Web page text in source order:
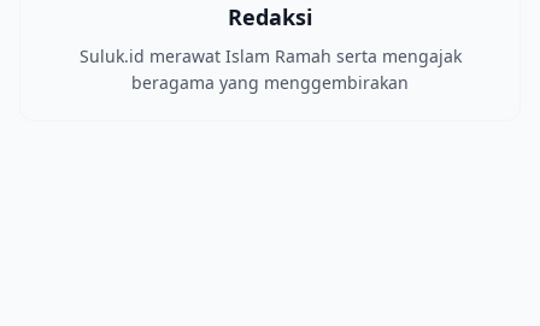
Redaksi
Suluk.id merawat Islam Ramah serta mengajak
beragama yang menggembirakan